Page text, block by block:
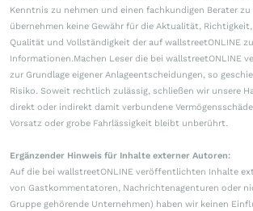
Kenntnis zu nehmen und einen fachkundigen Berater
übernehmen keine Gewähr für die Aktualität,
Qualität und Vollständigkeit der auf wallstreetONLINE
Informationen.Machen Leser die bei wallstreetONLINE
zur Grundlage eigener Anlageentscheidungen, so
Risiko. Soweit rechtlich zulässig, schließen wir unsere
direkt oder indirekt damit verbundene
Vorsatz oder grobe Fahrlässigkeit bleibt unberührt.
Ergänzender Hinweis für Inhalte externer Autoren:
Auf die bei wallstreetONLINE veröffentlichten Inhalte
von Gastkommentatoren, Nachrichtenagenturen oder
Gruppe gehörende Unternehmen) haben wir keinen